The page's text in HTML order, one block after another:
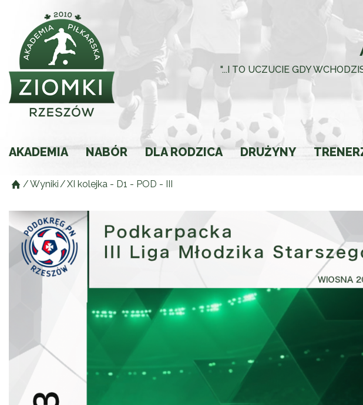
"...I TO UCZUCIE GDY
AKADEMIA
Historia
NABÓR DLA RODZICA
Rodzic młodego sportowca
Regulamin
Ochrona Małoletnich
DRUŻYNY
/Wyniki/XI kolejka - D1 - POD - III